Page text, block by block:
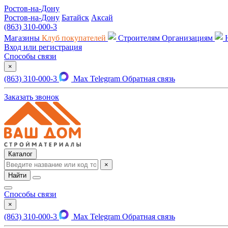
Ростов-на-Дону
Ростов-на-Дону Батайск Аксай
(863) 310-000-3
Магазины Клуб покупателей Строителям Организациям
Вход или регистрация
Способы связи
×
(863) 310-000-3 Max Telegram Обратная связь
Заказать звонок
Каталог
×
Найти
Способы связи
×
(863) 310-000-3 Max Telegram Обратная связь